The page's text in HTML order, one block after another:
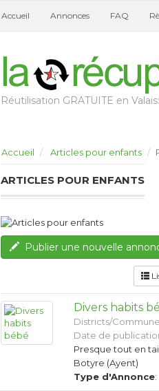
Accueil Annonces FAQ
Réutilisation GRATUITE en
Accueil Articles pour enfants
ARTICLES POUR ENFANTS
Publier une nouvelle
Divers habits
Districts/
Date de
Presque tout en
Botyre (Ayent)
Type d'Annonce